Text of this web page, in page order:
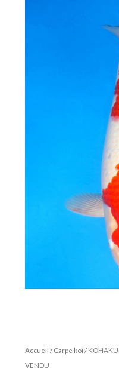
Accueil /Carpe koï/KOHAKU
VENDU